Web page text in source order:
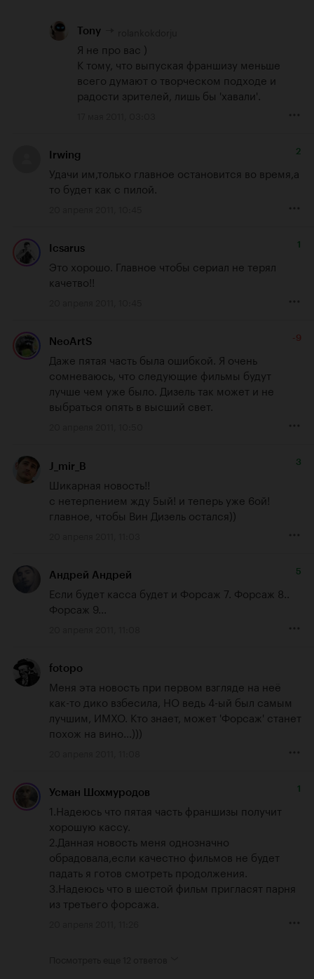
Tony
Я не про вас )
К тому, что выпуская франшизу меньше
всего думают о творческом подходе и
радости зрителей, лишь бы 'хавали'.
Irwing 2
Удачи им,только главное остановится во время,а
то будет как с пилой.
Icsarus 1
Это хорошо. Главное чтобы сериал не терял
качетво!!
NeoArtS -9
Даже пятая часть была ошибкой. Я очень
сомневаюсь, что следующие фильмы будут
лучше чем уже было. Дизель так может и не
выбраться опять в высший свет.
J_mir_B 3
Шикарная новость!!
с нетерпением жду 5ый! и теперь уже 6ой!
главное, чтобы Вин Дизель остался))
Андрей Андрей 5
Если будет касса будет и Форсаж 7. Форсаж 8..
Форсаж 9...
fotopo
Меня эта новость при первом взгляде на неё
как-то дико взбесила, НО ведь 4-ый был самым
лучшим, ИМХО. Кто знает, может 'Форсаж' станет
похож на вино...)))
Усман Шохмуродов 1
1.Надеюсь что пятая часть франшизы получит
хорошую кассу.
2.Данная новость меня однозначно
обрадовала,если качестно фильмов не будет
падать я готов смотреть продолжения.
3.Надеюсь что в шестой фильм пригласят парня
из третьего форсажа.